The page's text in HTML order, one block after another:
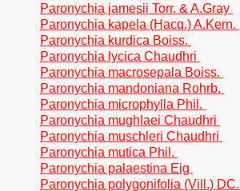
Paronychia jamesii Torr. & A.Gray
Paronychia kapela (Hacq.) A.Kern.
Paronychia kurdica Boiss.
Paronychia lycica Chaudhri
Paronychia macrosepala Boiss.
Paronychia mandoniana Rohrb.
Paronychia microphylla Phil.
Paronychia mughlaei Chaudhri
Paronychia muschleri Chaudhri
Paronychia mutica Phil.
Paronychia palaestina Eig
Paronychia polygonifolia (Vill.)